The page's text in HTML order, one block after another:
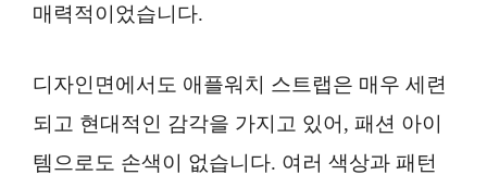
매력적이었습니다.
디자인면에서도 애플워치 스트랩은 매우 세련
되고 현대적인 감각을 가지고 있어, 패션 아이
템으로도 손색이 없습니다. 여러 색상과 패턴